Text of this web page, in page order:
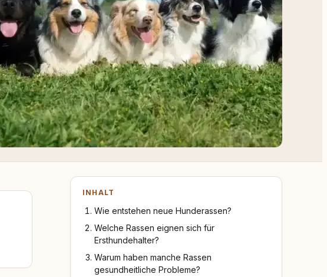
INHALT
Wie entstehen neue Hunderassen?
Welche Rassen eignen sich für
Ersthundehalter?
Warum haben manche Rassen
gesundheitliche Probleme?